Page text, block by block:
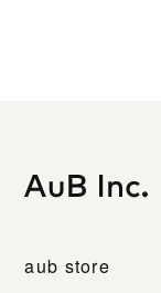
aub store